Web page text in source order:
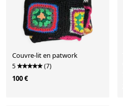
Couvre-lit en patwork
5 (7)
100 €